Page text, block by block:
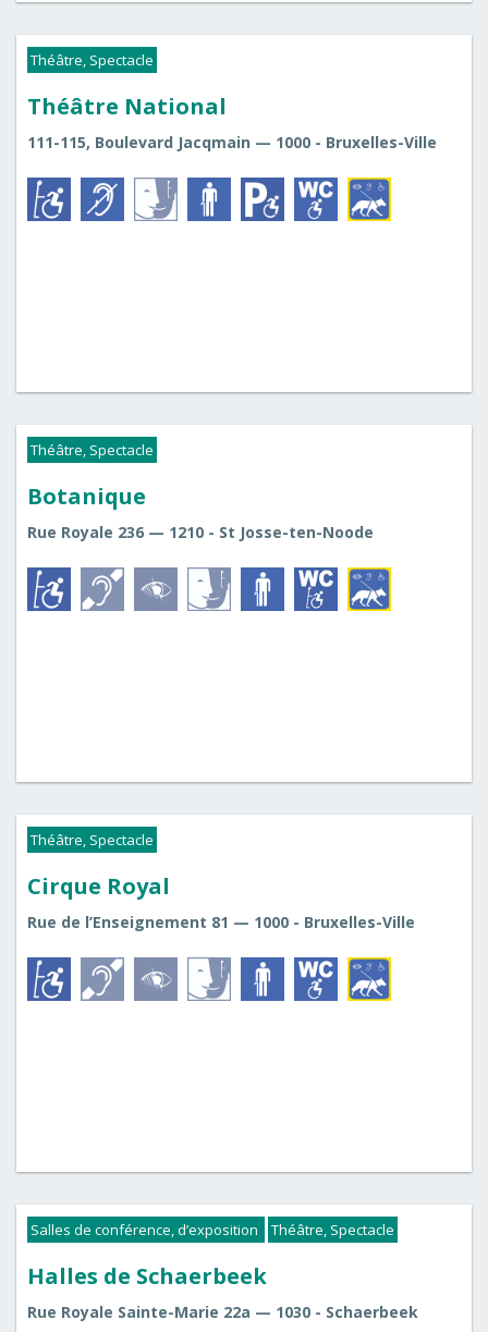
Théâtre, Spectacle
Théâtre National
111-115, Boulevard Jacqmain — 1000 - Bruxelles-Ville
Théâtre, Spectacle
Botanique
Rue Royale 236 — 1210 - St Josse-ten-Noode
Théâtre, Spectacle
Cirque Royal
Rue de l’Enseignement 81 — 1000 - Bruxelles-Ville
Salles de conférence, d’exposition Théâtre, Spectacle
Halles de Schaerbeek
Rue Royale Sainte-Marie 22a — 1030 - Schaerbeek